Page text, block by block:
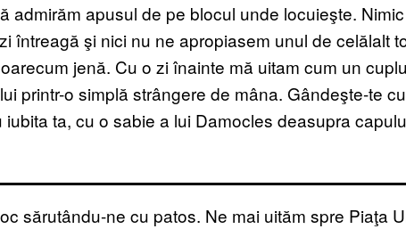
admirăm apusul de pe blocul unde locuieşte. Nimic
întreagă şi nici nu ne apropiasem unul de celălalt
jenă. Cu o zi înainte mă uitam cum un
printr-o simplă strângere de mâna. Gândeşte-te
ta, cu o sabie a lui Damocles deasupra
sărutându-ne cu patos. Ne mai uităm spre Piaţa